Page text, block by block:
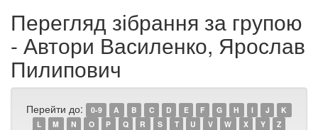
Перегляд зібрання за групою
- Автори Василенко, Ярослав
Пилипович
Перейти до: 0-9 A B C D E F G H I J
K
L
M N O P Q R S T U V W X Y
Z